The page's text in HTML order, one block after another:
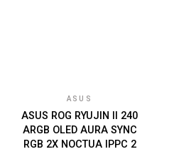
ASUS
ASUS ROG RYUJIN II 240
ARGB OLED AURA SYNC
RGB 2X NOCTUA IPPC 2